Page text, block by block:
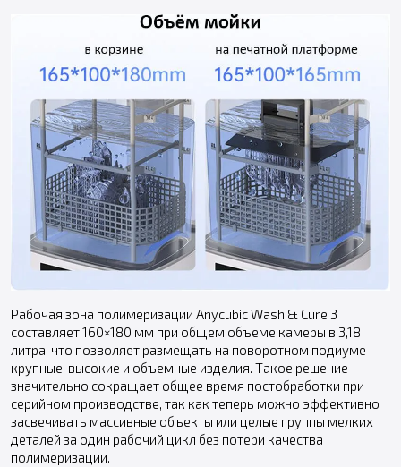
Рабочая зона полимеризации Anycubic Wash & Cure 3
составляет 160×180 мм при общем объеме камеры в 3,18
литра, что позволяет размещать на поворотном подиуме
крупные, высокие и объемные изделия. Такое решение
значительно сокращает общее время постобработки при
серийном производстве, так как теперь можно эффективно
засвечивать массивные объекты или целые группы мелких
деталей за один рабочий цикл без потери качества
полимеризации.